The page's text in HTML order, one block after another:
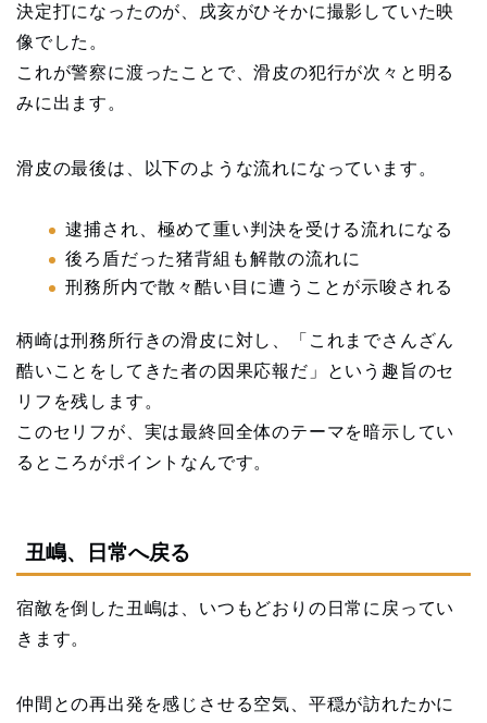
決定打になったのが、戌亥がひそかに撮影していた映
像でした。
これが警察に渡ったことで、滑皮の犯行が次々と明る
みに出ます。
滑皮の最後は、以下のような流れになっています。
逮捕され、極めて重い判決を受ける流れになる
後ろ盾だった猪背組も解散の流れに
刑務所内で散々酷い目に遭うことが示唆される
柄崎は刑務所行きの滑皮に対し、「これまでさんざん
酷いことをしてきた者の因果応報だ」という趣旨のセ
リフを残します。
このセリフが、実は最終回全体のテーマを暗示してい
るところがポイントなんです。
丑嶋、日常へ戻る
宿敵を倒した丑嶋は、いつもどおりの日常に戻ってい
きます。
仲間との再出発を感じさせる空気、平穏が訪れたかに